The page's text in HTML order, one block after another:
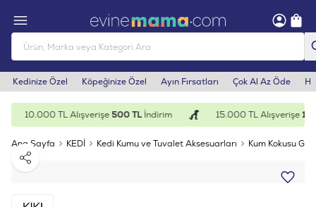
Kedinize Özel Köpeğinize Özel Ayın Fırsatları Çok Al Az Öde
10.000 TL Alışverişe500 TLİndirim 15.000 TL Alışverişe
Ana Sayfa KEDİ Kedi Kumu ve Tuvalet Aksesuarları
Kum Kokusu
Paylaş